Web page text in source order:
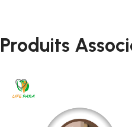
Produits